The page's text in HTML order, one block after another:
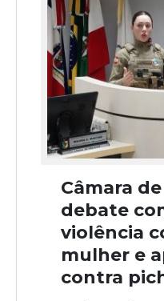
Câmara
debate
violência
mulher e
contra